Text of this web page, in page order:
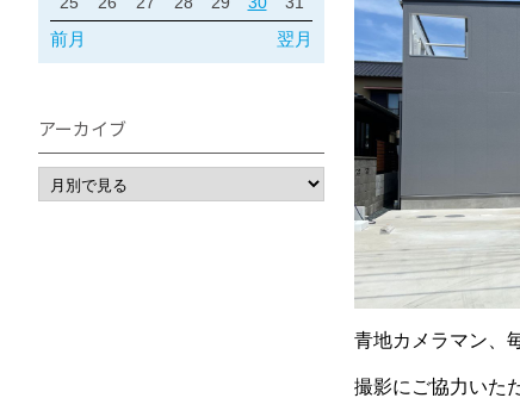
青地カメラマン、
撮影にご協力いた
前月 翌月
アーカイブ